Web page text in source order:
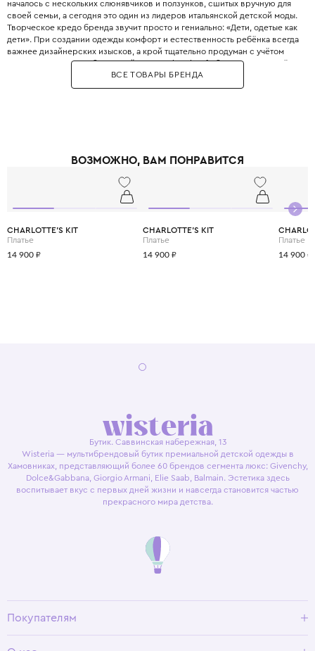
началось с нескольких слюнявчиков и ползунков, сшитых вручную для
своей семьи, а сегодня это один из лидеров итальянской детской моды.
Творческое кредо бренда звучит просто и гениально: «Дети, одетые как
дети». При создании одежды комфорт и естественность ребёнка всегда
важнее дизайнерских изысков, а крой тщательно продуман с учётом
всех возрастных особенностей. Философия Il Gufo базируется на трёх
китах: качество материалов, продуманность деталей и эксклюзивность,
что сделало бренд эталоном качества. Для пошива одежды
которые ценят настоящее итальянское качество и хотят,, чтобы ребёнок
ВСЕ ТОВАРЫ БРЕНДА
ВОЗМОЖНО, ВАМ ПОНРАВИТСЯ
CHARLOTTE'S KIT
Платье
14 900 ₽
CHARLOTTE'S KIT
Платье
14 900 ₽
Платье
14 900 ₽
Бутик. Саввинская набережная, 13
Wisteria — мультибрендовый бутик премиальной детской одежды в
Хамовниках, представляющий более 60 брендов сегмента люкс: Givenchy,
Dolce&Gabbana, Giorgio Armani, Elie Saab, Balmain. Эстетика здесь
воспитывает вкус с первых дней жизни и навсегда становится частью
прекрасного мира детства.
Покупателям